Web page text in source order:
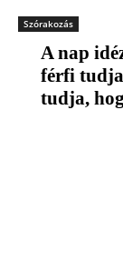
Szórakozás
A nap
férfi
tudja,